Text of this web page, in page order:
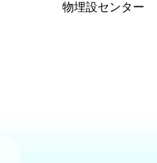
物埋設センター